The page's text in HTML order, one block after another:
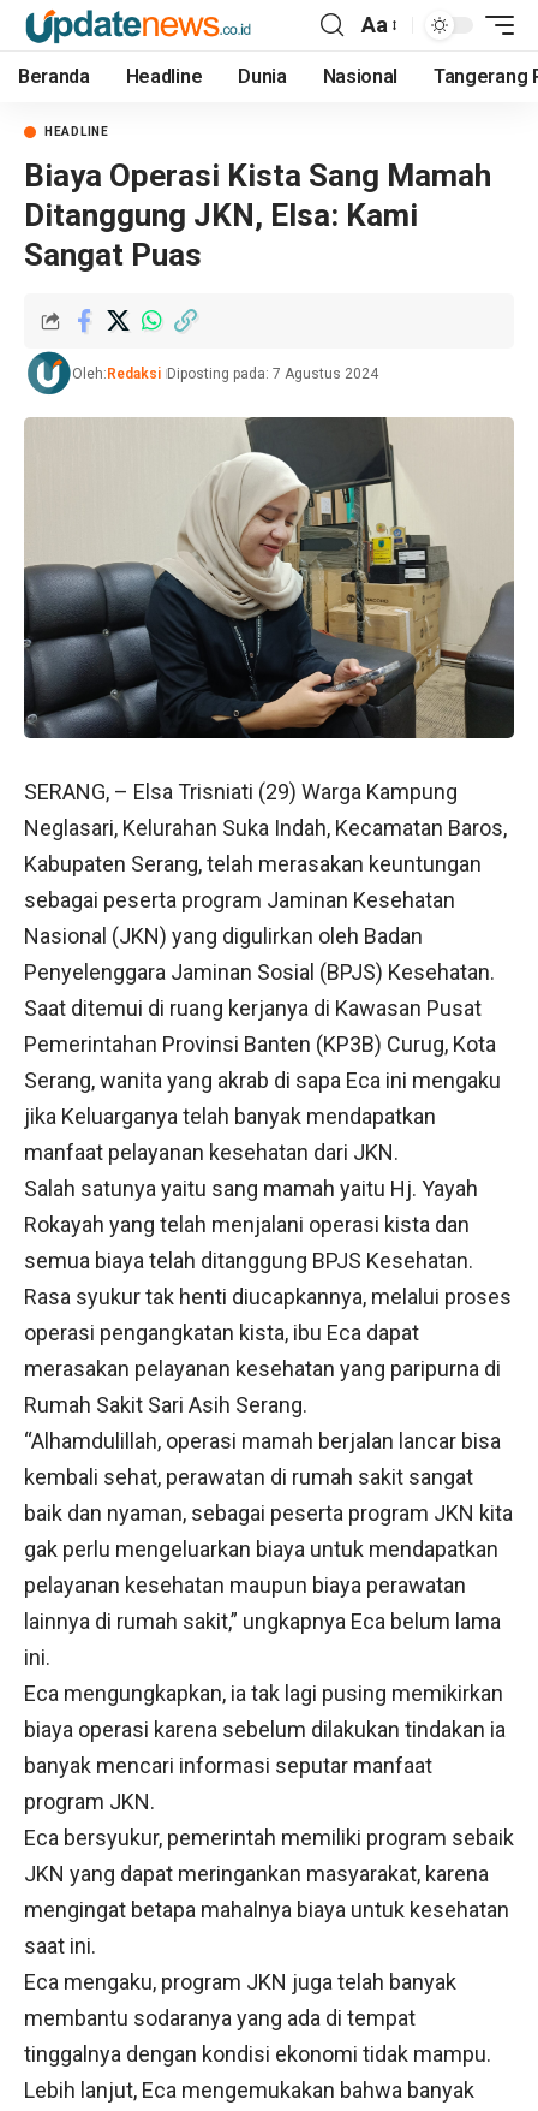
Aa
Beranda Headline Dunia Nasional Tangerang
HEADLINE
Biaya Operasi Kista Sang Mamah
Ditanggung JKN, Elsa: Kami
Sangat Puas
Oleh: Redaksi Diposting pada: 7 Agustus 2024
SERANG, – Elsa Trisniati (29) Warga Kampung
Neglasari, Kelurahan Suka Indah, Kecamatan Baros,
Kabupaten Serang, telah merasakan keuntungan
sebagai peserta program Jaminan Kesehatan
Nasional (JKN) yang digulirkan oleh Badan
Penyelenggara Jaminan Sosial (BPJS) Kesehatan.
Saat ditemui di ruang kerjanya di Kawasan Pusat
Pemerintahan Provinsi Banten (KP3B) Curug, Kota
Serang, wanita yang akrab di sapa Eca ini mengaku
jika Keluarganya telah banyak mendapatkan
manfaat pelayanan kesehatan dari JKN.
Salah satunya yaitu sang mamah yaitu Hj. Yayah
Rokayah yang telah menjalani operasi kista dan
semua biaya telah ditanggung BPJS Kesehatan.
Rasa syukur tak henti diucapkannya, melalui proses
operasi pengangkatan kista, ibu Eca dapat
merasakan pelayanan kesehatan yang paripurna di
Rumah Sakit Sari Asih Serang.
“Alhamdulillah, operasi mamah berjalan lancar bisa
kembali sehat, perawatan di rumah sakit sangat
baik dan nyaman, sebagai peserta program JKN kita
gak perlu mengeluarkan biaya untuk mendapatkan
pelayanan kesehatan maupun biaya perawatan
lainnya di rumah sakit,” ungkapnya Eca belum lama
ini.
Eca mengungkapkan, ia tak lagi pusing memikirkan
biaya operasi karena sebelum dilakukan tindakan ia
banyak mencari informasi seputar manfaat
program JKN.
Eca bersyukur, pemerintah memiliki program sebaik
JKN yang dapat meringankan masyarakat, karena
mengingat betapa mahalnya biaya untuk kesehatan
saat ini.
Eca mengaku, program JKN juga telah banyak
membantu sodaranya yang ada di tempat
tinggalnya dengan kondisi ekonomi tidak mampu.
Lebih lanjut, Eca mengemukakan bahwa banyak